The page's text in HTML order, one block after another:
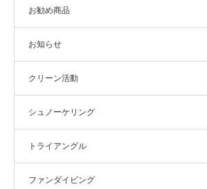
お勧め商品
お知らせ
クリーン活動
シュノーケリング
トライアングル
ファンダイビング